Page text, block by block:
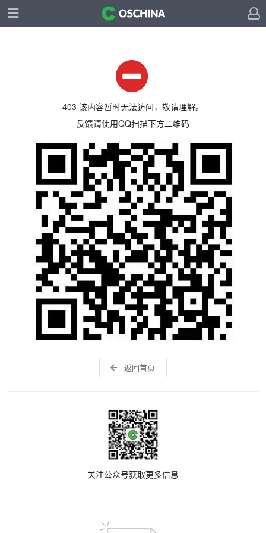
403 该内容暂时无法访问，敬请理解。
反馈请使用QQ扫描下方二维码
返回首页
关注公众号获取更多信息